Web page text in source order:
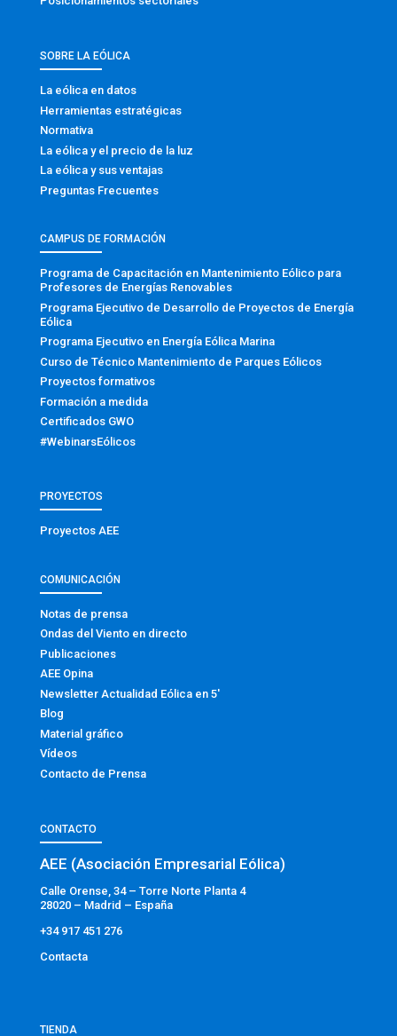
SOBRE LA EÓLICA
La eólica en datos
Herramientas estratégicas
Normativa
La eólica y el precio de la luz
La eólica y sus ventajas
Preguntas Frecuentes
CAMPUS DE FORMACIÓN
Programa de Capacitación en Mantenimiento Eólico para
Profesores de Energías Renovables
Programa Ejecutivo de Desarrollo de Proyectos de Energía
Eólica
Programa Ejecutivo en Energía Eólica Marina
Curso de Técnico Mantenimiento de Parques Eólicos
Proyectos formativos
Formación a medida
Certificados GWO
#WebinarsEólicos
PROYECTOS
Proyectos AEE
COMUNICACIÓN
Notas de prensa
Ondas del Viento en directo
Publicaciones
AEE Opina
Newsletter Actualidad Eólica en 5′
Blog
Material gráfico
Vídeos
Contacto de Prensa
CONTACTO
AEE (Asociación Empresarial Eólica)
Calle Orense, 34 – Torre Norte Planta 4
28020 – Madrid – España
+34 917 451 276
Contacta
TIENDA